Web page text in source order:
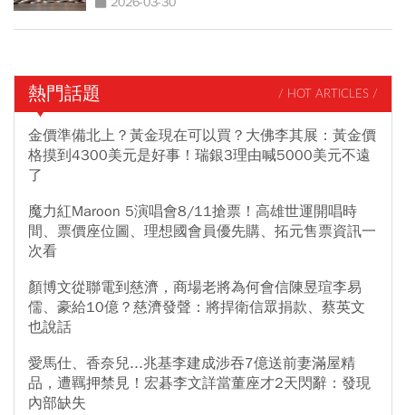
熱門話題 / HOT ARTICLES /
金價準備北上？黃金現在可以買？大佛李其展：黃金價
格摸到4300美元是好事！瑞銀3理由喊5000美元不遠
了
魔力紅Maroon 5演唱會8/11搶票！高雄世運開唱時
間、票價座位圖、理想國會員優先購、拓元售票資訊一
次看
顏博文從聯電到慈濟，商場老將為何會信陳昱瑄李易
儒、豪給10億？慈濟發聲：將捍衛信眾捐款、蔡英文
也說話
愛馬仕、香奈兒...兆基李建成涉吞7億送前妻滿屋精
品，遭羈押禁見！宏碁李文詳當董座才2天閃辭：發現
內部缺失